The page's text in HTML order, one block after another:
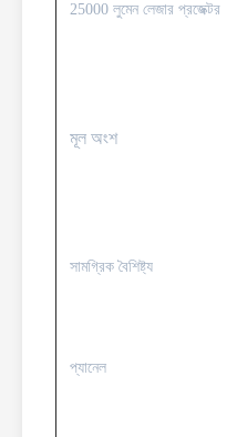
25000 লুমেন লেজার প্রজেক্টর
মূল অংশ
সামগ্রিক বৈশিষ্ট্য
প্যানেল